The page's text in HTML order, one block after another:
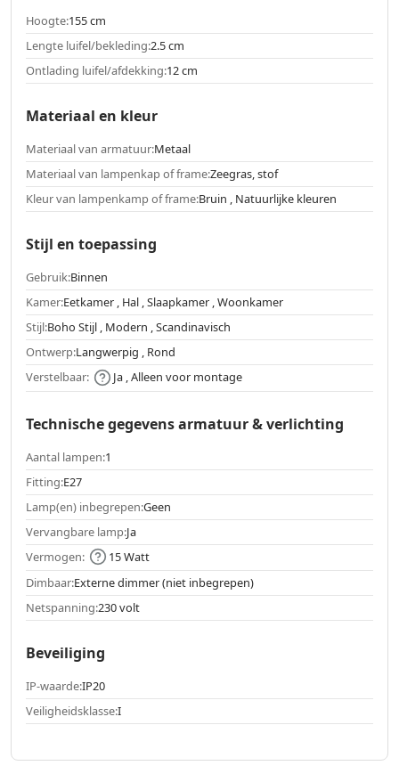
Hoogte:155 cm
Lengte luifel/bekleding:2.5 cm
Ontlading luifel/afdekking:12 cm
Materiaal en kleur
Materiaal van armatuur:Metaal
Materiaal van lampenkap of frame:Zeegras, stof
Kleur van lampenkamp of frame:Bruin , Natuurlijke kleuren
Stijl en toepassing
Gebruik:Binnen
Kamer:Eetkamer , Hal , Slaapkamer , Woonkamer
Stijl:Boho Stijl , Modern , Scandinavisch
Ontwerp:Langwerpig , Rond
Verstelbaar:
Ja , Alleen voor montage
Technische gegevens armatuur & verlichting
Aantal lampen:1
Fitting:E27
Lamp(en) inbegrepen:Geen
Vervangbare lamp:Ja
Vermogen:
15 Watt
Dimbaar:Externe dimmer (niet inbegrepen)
Netspanning:230 volt
Beveiliging
IP-waarde:IP20
Veiligheidsklasse:I